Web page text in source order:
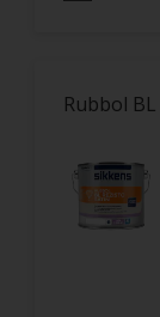
Rubbol